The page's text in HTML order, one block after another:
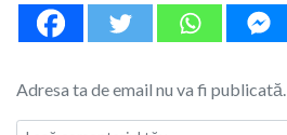
Adresa ta de email nu va fi publicată.